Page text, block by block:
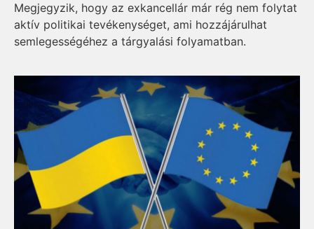
Megjegyzik, hogy az exkancellár már rég nem folytat
aktív politikai tevékenységet, ami hozzájárulhat
semlegességéhez a tárgyalási folyamatban.